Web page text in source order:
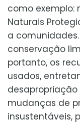
como exemplo:
Naturais
a
conservação
portanto, os
usados,
mudanças de
insustentáveis,